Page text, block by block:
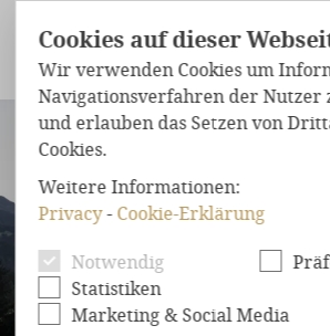
HÖCHSTERWOHNKOMFORT
ABSOLUTE
EXCLUSIVELAGE
ANGEBOTE
WOHNEN IM
NATUR
Cookies auf dieser
Wir verwenden Cookies um
Navigationsverfahren der Nutzer
und erlauben das Setzen von
Cookies.
Weitere Informationen:
Privacy-Cookie-Erklärung
Notwendig
Statistiken
Marketing & Social Media